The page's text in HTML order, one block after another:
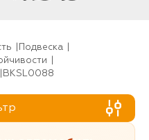
Подвеска
BKSL0088